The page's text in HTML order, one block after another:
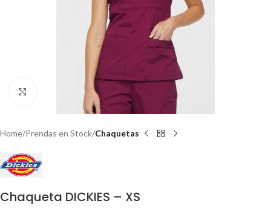
Click to enlarge
Home Prendas en Stock Chaquetas
Chaqueta DICKIES – XS